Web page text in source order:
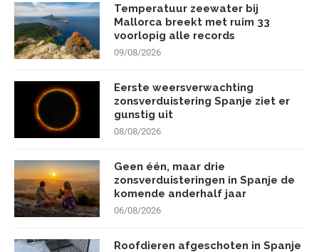
Temperatuur zeewater bij
Mallorca breekt met ruim 33
voorlopig alle records
09/08/2026
Eerste weersverwachting
zonsverduistering Spanje ziet er
gunstig uit
08/08/2026
Geen één, maar drie
zonsverduisteringen in Spanje de
komende anderhalf jaar
06/08/2026
Roofdieren afgeschoten in Spanje